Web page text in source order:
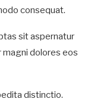
consequat.
sit aspernatur
dolores eos
distinctio.